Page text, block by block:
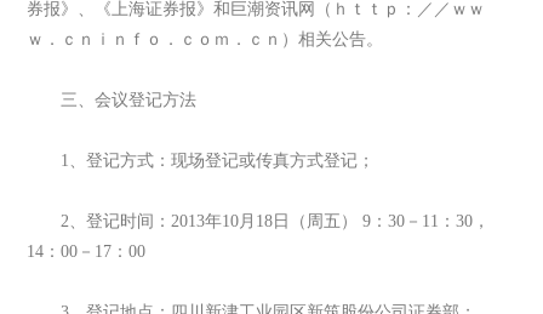
券报》、《上海证券报》和巨潮资讯网（ｈｔｔｐ：／／ｗｗ
ｗ．ｃｎｉｎｆｏ．ｃｏｍ．ｃｎ）相关公告。
三、会议登记方法
1、登记方式：现场登记或传真方式登记；
2、登记时间：2013年10月18日（周五） 9：30－11：30，
14：00－17：00